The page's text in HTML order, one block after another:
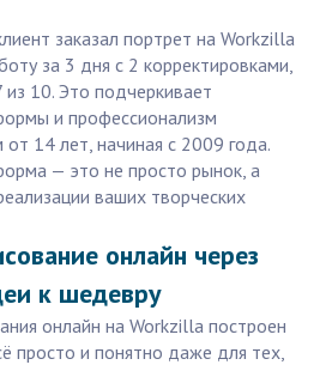
заказал портрет на Workzilla
за 3 дня с 2 корректировками,
10. Это подчеркивает
и профессионализм
14 лет, начиная с 2009 года.
— это не просто рынок, а
ваших творческих
онлайн через
к шедевру
онлайн на Workzilla построен
просто и понятно даже для тех,